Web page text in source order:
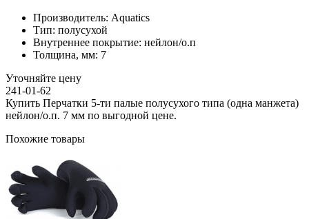
Производитель: Aquatics
Тип: полусухой
Внутреннее покрытие: нейлон/о.п
Толщина, мм: 7
Уточняйте цену
241-01-62
Купить Перчатки 5-ти палые полусухого типа (одна манжета)
нейлон/о.п. 7 мм по выгодной цене.
Похожие товары